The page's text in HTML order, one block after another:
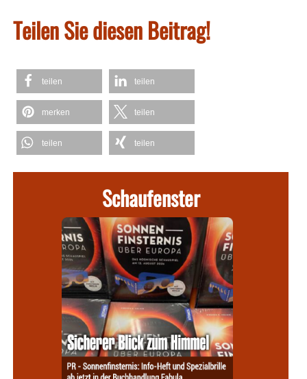
Teilen Sie diesen Beitrag!
teilen teilen
merken teilen
teilen teilen
Schaufenster